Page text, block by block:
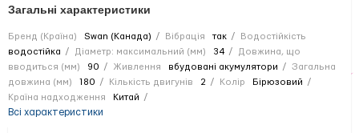
Загальні характеристики
Бренд (Країна) Swan (Канада) Вібрація так
Водостійкість
водостійка
Діаметр: максимальний (мм) 34
Довжина, що
вводиться (мм)
90 Живлення вбудовані акумулятори
Загальна
довжина (мм)
180 Кількість двигунів 2 Колір
Бірюзовий
Країна надходження
Китай
Всі характеристики